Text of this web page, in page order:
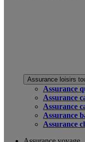
Assurance loisirs
Assurance
Assurance
Assurance
Assurance
Assurance